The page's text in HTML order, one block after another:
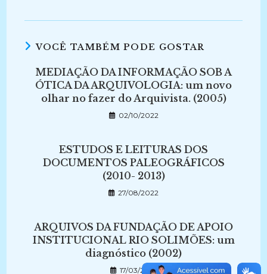
VOCÊ TAMBÉM PODE GOSTAR
MEDIAÇÃO DA INFORMAÇÃO SOB A
ÓTICA DA ARQUIVOLOGIA: um novo
olhar no fazer do Arquivista. (2005)
02/10/2022
ESTUDOS E LEITURAS DOS
DOCUMENTOS PALEOGRÁFICOS
(2010- 2013)
27/08/2022
ARQUIVOS DA FUNDAÇÃO DE APOIO
INSTITUCIONAL RIO SOLIMÕES: um
diagnóstico (2002)
17/03/2025